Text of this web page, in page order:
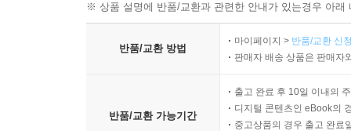
※ 상품 설명에 반품/교환과 관련한 안내가 있는경우 아
반품/교환 방법
마이페이지 > 반품/교환 신
판매자 배송 상품은 판매자
반품/교환 가능기간
출고 완료 후 10일 이내의
디지털 콘텐츠인 eBook의
중고상품의 경우 출고 완료